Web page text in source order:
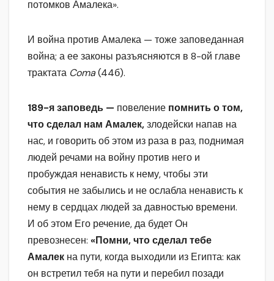
потомков Амалека».
И война против Амалека — тоже заповеданная
война; а ее законы разъясняются в 8-ой главе
трактата Coma(44б).
189-я заповедь — повеление помнить о том,
что сделал нам Амалек,злодейски напав на
нас, и говорить об этом из раза в раз, поднимая
людей речами на войну против него и
пробуждая ненависть к нему, чтобы эти
события не забылись и не ослабла ненависть к
нему в сердцах людей за давностью времени.
И об этом Его речение, да будет Он
превознесен: «Помни, что сделал тебе
Амалек на пути, когда выходили из Египта: как
он встретил тебя на пути и перебил позади